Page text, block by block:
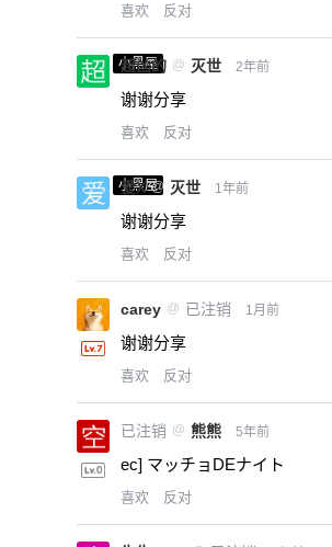
喜欢 反对
小黑屋
超凶的 @ 灭世 2年前
谢谢分享
喜欢 反对
小黑屋
爱X @ 灭世 1年前
谢谢分享
喜欢 反对
carey @ 已注销 1月前
谢谢分享
喜欢 反对
已注销 @ 熊熊 5年前
ec] マッチョDEナイト
喜欢 反对